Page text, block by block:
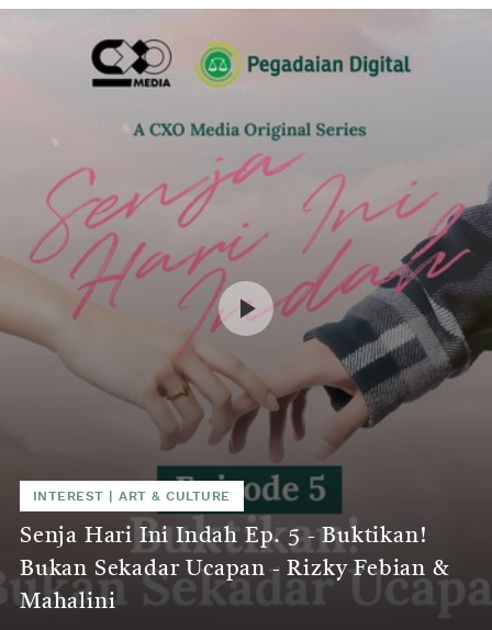
INTEREST |ART & CULTURE
Senja Hari Ini Indah Ep. 5 - Buktikan!
Bukan Sekadar Ucapan - Rizky Febian &
Mahalini